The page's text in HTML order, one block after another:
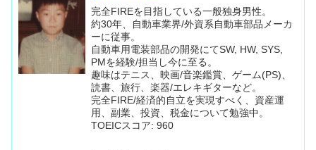
完全FIREを目指している一般独身男性。
約30年、自動車業界/外資系自動車部品メーカ
ーに従事。
自動車用電装部品の開発にてSW, HW, SYS,
PMを経験/担当し今に至る。
趣味はテニス、映画/音楽鑑賞、ゲーム(PS)、
読書、旅行、楽器/エレキギターなど。
完全FIRE/経済的自立を実現すべく、資産運
用、副業、投資、税金について勉強中。
TOEICスコア: 960